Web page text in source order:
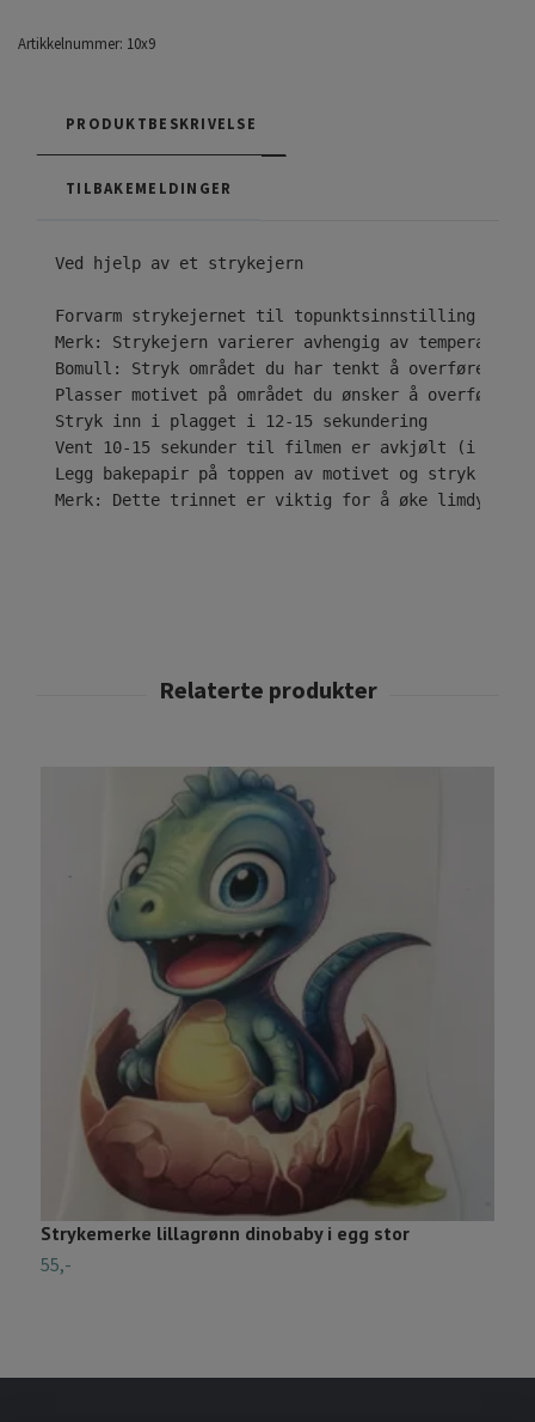
Artikkelnummer: 10x9
PRODUKTBESKRIVELSE
TILBAKEMELDINGER
Ved hjelp av et strykejern
Forvarm strykejernet til topunktsinnstilling ( • •
Merk: Strykejern varierer avhengig av
Bomull: Stryk området du har tenkt å overføre
Plasser motivet på området du ønsker å overføre
Stryk inn i plagget i 12-15 sekundering
Vent 10-15 sekunder til filmen er avkjølt (i
Legg bakepapir på toppen av motivet og stryk i
Merk: Dette trinnet er viktig for å øke
Strykemerke lillagrønn dinobaby i egg stor
55,-